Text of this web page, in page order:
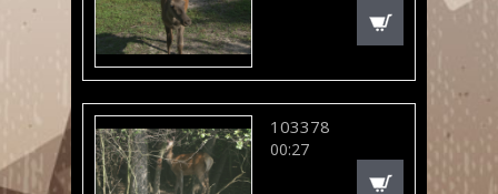
103378
00:27